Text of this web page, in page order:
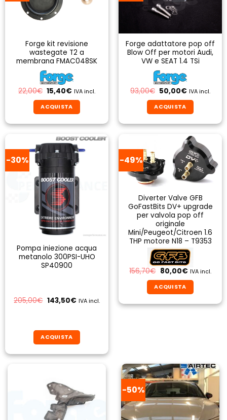
opzioni
possono
nella
pagina
prodotto
Forge kit revisione
wastegate T2 a
membrana FMAC048SK
22,00€ Il
prezzo
originale
era:
22,00€.
15,40€Il
attuale
è:
15,40€.
IVA incl.
ACQUISTA
Forge adattatore pop off
Blow Off per motori Audi,
VW e SEAT 1.4 TSi
93,00€ Il
prezzo
originale
era:
93,00€.
50,00€Il
attuale
50,00€.
IVA incl.
ACQUISTA
-30%
Pompa iniezione acqua
metanolo 300PSI-UHO
SP40900
205,00€ Il
prezzo
143,50€IlIVA incl.
ACQUISTA
-49%
Diverter Valve GFB
GoFastBits DV+ upgrade
per valvola pop off
originale
Mini/Peugeot/Citroen 1.6
THP motore N18 – T9353
156,70€ Il
prezzo
originale
era:
156,70€.
80,00€Il
attuale
è:
80,00€.
IVA incl.
ACQUISTA
-50%